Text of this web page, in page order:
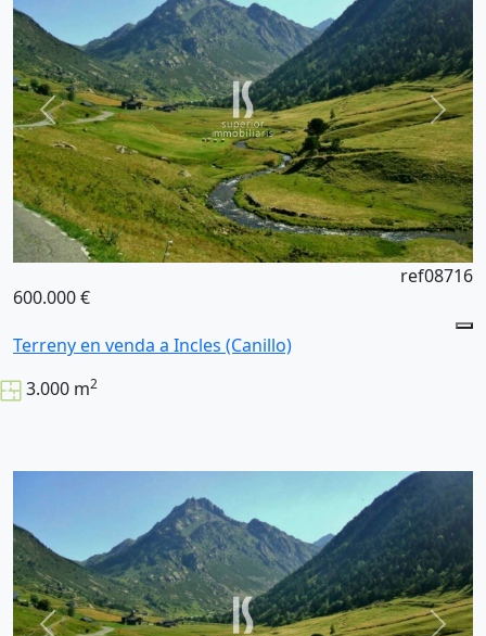
600.000 €
ref08716
Terreny en venda a Incles (Canillo)
3.000 m2